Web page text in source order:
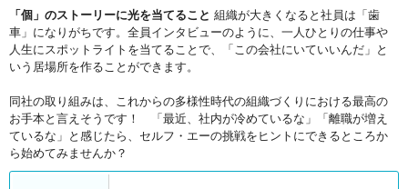
「個」のストーリーに光を当てること 組織が大きくなると社員は「歯
車」になりがちです。全員インタビューのように、一人ひとりの仕事や
人生にスポットライトを当てることで、「この会社にいていいんだ」と
いう居場所を作ることができます。
同社の取り組みは、これからの多様性時代の組織づくりにおける最高の
お手本と言えそうです！ 「最近、社内が冷めているな」「離職が増え
ているな」と感じたら、セルフ・エーの挑戦をヒントにできるところか
ら始めてみませんか？